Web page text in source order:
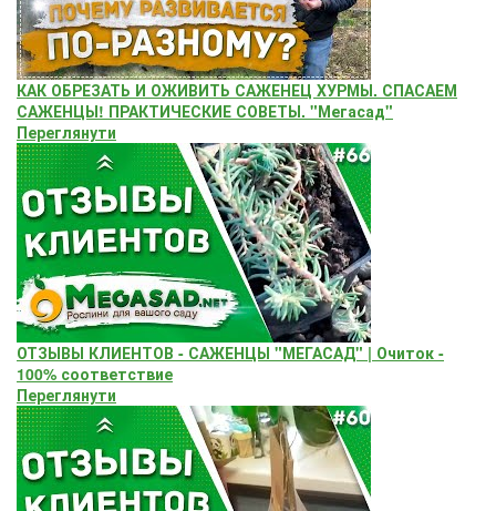
КАК ОБРЕЗАТЬ И ОЖИВИТЬ САЖЕНЕЦ ХУРМЫ. СПАСАЕМ
САЖЕНЦЫ! ПРАКТИЧЕСКИЕ СОВЕТЫ. "Мегасад"
Переглянути
ОТЗЫВЫ КЛИЕНТОВ - САЖЕНЦЫ "МЕГАСАД" | Очиток -
100% соответствие
Переглянути